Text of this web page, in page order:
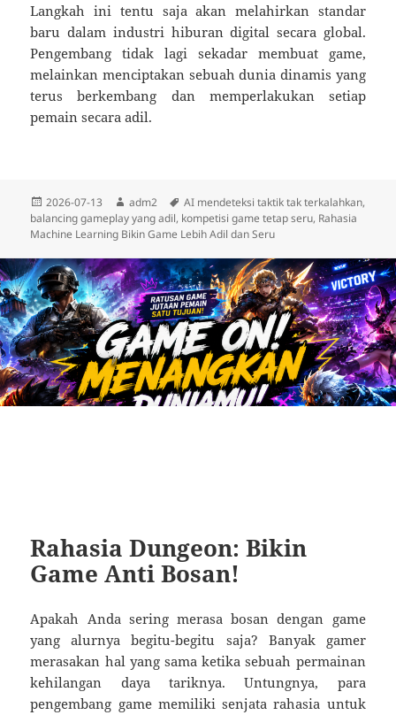
Langkah ini tentu saja akan melahirkan standar
baru dalam industri hiburan digital secara global.
Pengembang tidak lagi sekadar membuat game,
melainkan menciptakan sebuah dunia dinamis yang
terus berkembang dan memperlakukan setiap
pemain secara adil.
Diposkan
pada
2026-07-13 Penulis
adm2 Tag
AI mendeteksi taktik tak terkalahkan,
balancing gameplay yang adil, kompetisi game tetap seru, Rahasia
Machine Learning Bikin Game Lebih Adil dan Seru
Rahasia Dungeon: Bikin
Game Anti Bosan!
Apakah Anda sering merasa bosan dengan game
yang alurnya begitu-begitu saja? Banyak gamer
merasakan hal yang sama ketika sebuah permainan
kehilangan daya tariknya. Untungnya, para
pengembang game memiliki senjata rahasia untuk